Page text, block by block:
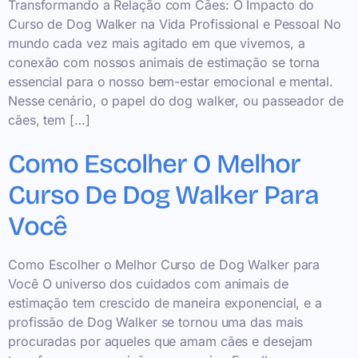
Transformando a Relação com Cães: O Impacto do
Curso de Dog Walker na Vida Profissional e Pessoal No
mundo cada vez mais agitado em que vivemos, a
conexão com nossos animais de estimação se torna
essencial para o nosso bem-estar emocional e mental.
Nesse cenário, o papel do dog walker, ou passeador de
cães, tem […]
Como Escolher O Melhor
Curso De Dog Walker Para
Você
Como Escolher o Melhor Curso de Dog Walker para
Você O universo dos cuidados com animais de
estimação tem crescido de maneira exponencial, e a
profissão de Dog Walker se tornou uma das mais
procuradas por aqueles que amam cães e desejam